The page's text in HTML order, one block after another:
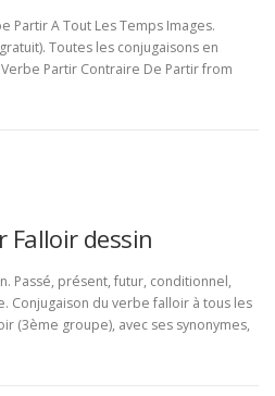
Partir A Tout Les Temps Images.
Toutes les conjugaisons en
Partir Contraire De Partir from
Falloir dessin
Passé, présent, futur, conditionnel,
Conjugaison du verbe falloir à tous les
(3ème groupe), avec ses synonymes,